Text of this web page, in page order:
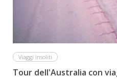
Viaggi insoliti
Tour dell'Australia con